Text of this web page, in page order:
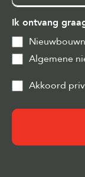
Ik ontvang
Algemene
Privacy
Cookies
Akkoord